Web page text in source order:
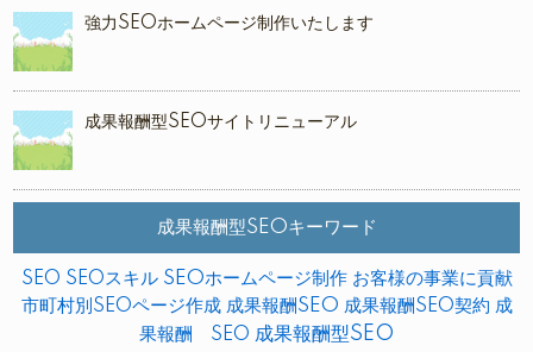
強力SEOホームページ制作いたします
成果報酬型SEOサイトリニューアル
成果報酬型SEOキーワード
SEO SEOスキル SEOホームページ制作 お客様の事業に貢献
市町村別SEOページ作成 成果報酬SEO 成果報酬SEO契約 成
果報酬 SEO 成果報酬型SEO